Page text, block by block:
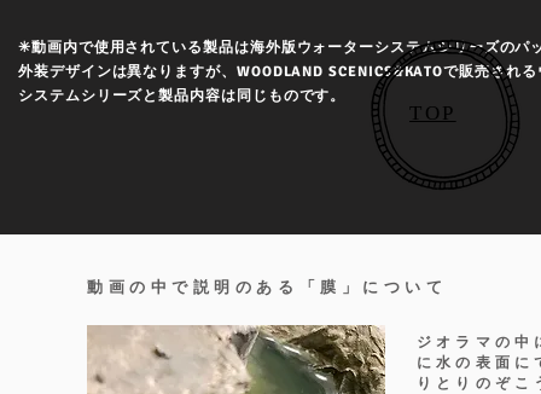
動画の中で説明のある「膜」について
ジオラマの中
に水の表面に
りとりのぞ
✳︎動画内で使用されている製品は海外版ウォーターシステムシリーズのパ
外装デザインは異なりますが、WOODLAND SCENICS&KATOで販売され
システムシリーズと製品内容は同じものです。
TOP